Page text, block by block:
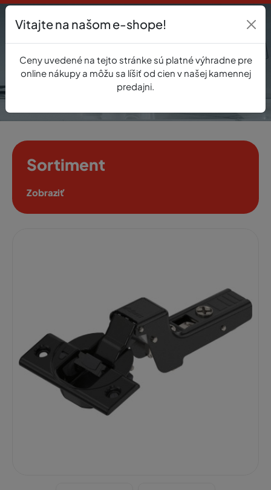
0
Sortiment
Zobraziť
Vitajte na našom e-shope!
Ceny uvedené na tejto stránke sú platné výhradne pre
online nákupy a môžu sa líšiť od cien v našej kamennej
predajni.